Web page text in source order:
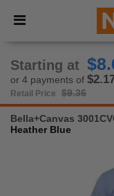
× Ntextil App
Better prices
Starting at
or 4 payments of
Retail Price $9.36
Bella+Canvas
Heather Blue